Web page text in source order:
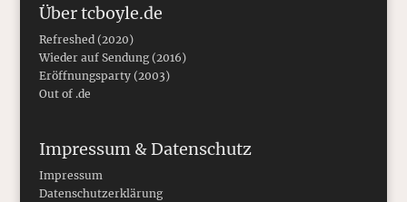
Über tcboyle.de
Refreshed (2020)
Wieder auf Sendung (2016)
Eröffnungsparty (2003)
Out of .de
Impressum & Datenschutz
Impressum
Datenschutzerklärung